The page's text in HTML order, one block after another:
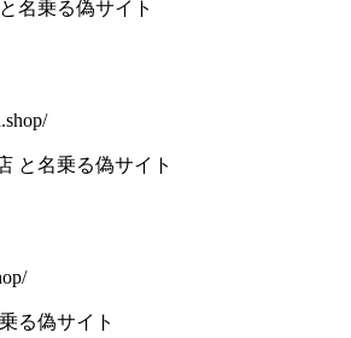
名乗る偽サイト
と名乗る偽サイト
る偽サイト